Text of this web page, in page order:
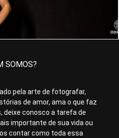
SOMOS?
pela arte de fotografar,
de amor, ama o que faz
deixe conosco a tarefa de
importante de sua vida ou
contar como toda essa